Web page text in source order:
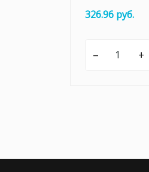
326.96 руб.
– +